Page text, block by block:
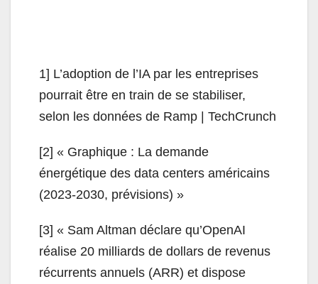
1] L’adoption de l’IA par les entreprises
pourrait être en train de se stabiliser,
selon les données de Ramp | TechCrunch
[2] « Graphique : La demande
énergétique des data centers américains
(2023-2030, prévisions) »
[3] « Sam Altman déclare qu’OpenAI
réalise 20 milliards de dollars de revenus
récurrents annuels (ARR) et dispose